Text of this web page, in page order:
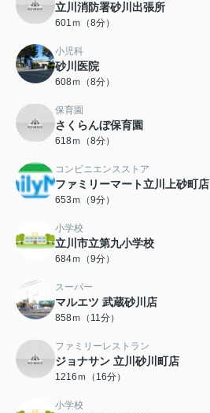
立川消防署砂川出張所
601ｍ（8分）
小児科
砂川医院
608ｍ（8分）
保育園
さくらんぼ保育園
618ｍ（8分）
コンビニエンスストア
ファミリーマート立川上砂町店
653ｍ（9分）
小学校
立川市立第九小学校
684ｍ（9分）
スーパー
マルエツ 武蔵砂川店
858ｍ（11分）
ファミリーレストラン
ジョナサン 立川砂川町店
1216ｍ（16分）
小学校